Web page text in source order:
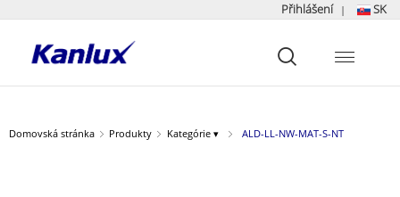
Přihlášení | SK
główna
Domovská stránka Produkty Kategórie ▾ ALD-LL-NW-MAT-S-NT